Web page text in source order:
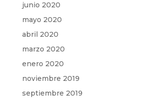
junio 2020
mayo 2020
abril 2020
marzo 2020
enero 2020
noviembre 2019
septiembre 2019